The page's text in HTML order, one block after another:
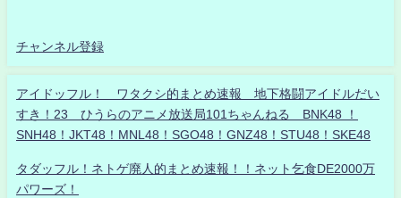
チャンネル登録
アイドッフル！ ワタクシ的まとめ速報 地下格闘アイドルだい
すき！23 ひうらのアニメ放送局101ちゃんねる BNK48 ！
SNH48！JKT48！MNL48！SGO48！GNZ48！STU48！SKE48
タダッフル！ネトゲ廃人的まとめ速報！！ネット乞食DE2000万
パワーズ！